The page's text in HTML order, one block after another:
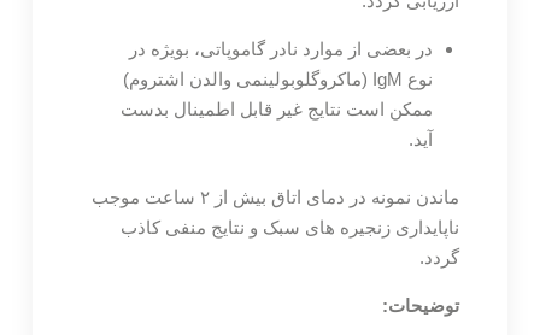
در بعضی از موارد نادر گاموپاتی، بویژه در
نوع IgM (ماکروگلوبولینمی والدن اشتروم)
ممکن است نتایج غیر قابل اطمینال بدست
آید.
ماندن نمونه در دمای اتاق بیش از ۲ ساعت موجب
ناپایداری زنجیره های سبک و نتایج منفی کاذب
گردد.
توضیحات: